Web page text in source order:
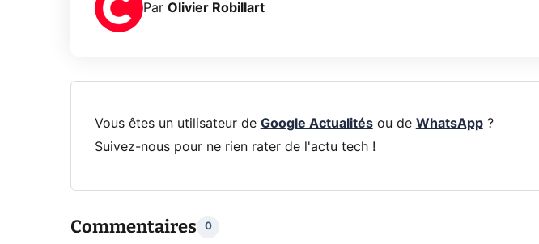
Par Olivier Robillart
Vous êtes un utilisateur de Google Actualitésou de WhatsApp?
Suivez-nous pour ne rien rater de l'actu tech !
Commentaires 0